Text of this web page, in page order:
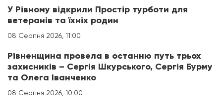
У Рівному відкрили Простір турботи для
ветеранів та їхніх родин
08 Серпня 2026, 11:00
Рівненщина провела в останню путь трьох
захисників – Сергія Шкурського, Сергія Бурму
та Олега Іванченко
08 Серпня 2026, 10:00